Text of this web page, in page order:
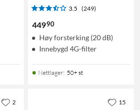
3.5 (249)
44990
Høy forsterking (20 dB)
Innebygd 4G-filter
Nettlager: 50+ st
2 15